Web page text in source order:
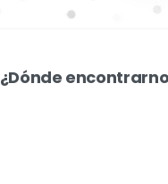
¿Dónde